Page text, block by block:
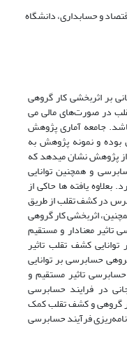
و حسابداری، دانشگاه
بر اثربخشی کار گروهی
در صورت‌های مالی می
جامعه ‏آماری پژوهش
و نمونه پژوهش به
از پژوهش نشان میدهد که
و همچنین توانایی
یافته ها حاکی از
در کشف تقلب از طریق
اثربخشی کار گروهی
‏تاثیر معنادار و مستقیم
کشف تقلب تاثیر
حسابرسی بر توانایی
تاثیر مستقیم و
در فرایند حسابرسی
گروهی و کشف تقلب کمک
فرآیند حسابرسی